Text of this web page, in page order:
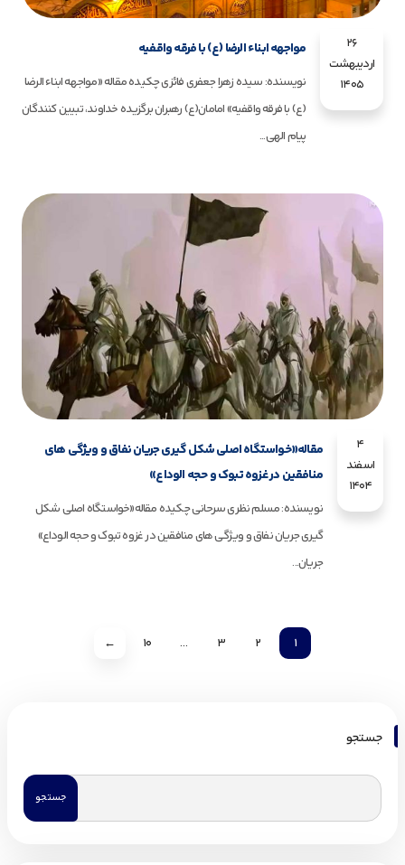
26
اردیبهشت
1405
مواجهه ابناء الرضا (ع) با فرقه واقفیه
نویسنده: سیده زهرا جعفری فائزی چکیده مقاله «مواجهه ابناء الرضا
(ع) با فرقه واقفیه» امامان(ع) رهبران برگزیده خداوند، تبیین کنندگان
پیام الهی...
4
اسفند
1404
مقاله«خواستگاه اصلی شکل گیری جریان نفاق و ویژگی های
منافقین در غزوه تبوک و حجه الوداع»
نویسنده: مسلم نظری سرحانی چکیده مقاله«خواستگاه اصلی شکل
گیری جریان نفاق و ویژگی های منافقین در غزوه تبوک و حجه الوداع»
جریان...
1
2
3
…
10
←
جستجو